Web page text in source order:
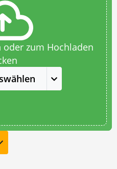
zum Hochladen